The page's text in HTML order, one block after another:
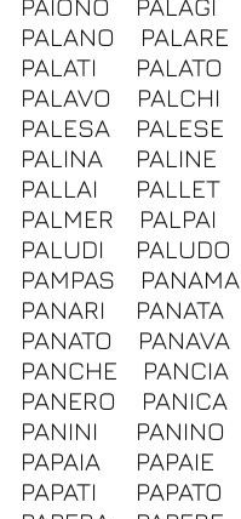
PAIONO
PALAGI
PALANO
PALARE
PALATI
PALATO
PALAVO
PALCHI
PALESA
PALESE
PALINA
PALINE
PALLAI
PALLET
PALMER
PALPAI
PALUDI
PALUDO
PAMPAS
PANAMA
PANARI
PANATA
PANATO
PANAVA
PANCHE
PANCIA
PANERO
PANICA
PANINI
PANINO
PAPAIA
PAPAIE
PAPATI
PAPATO